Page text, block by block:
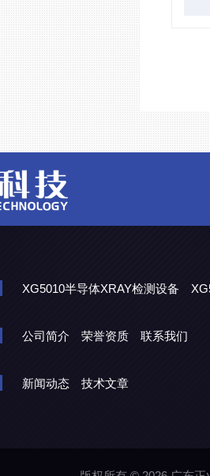
XG5010半导体XRAY检测设备
公司简介 荣誉资质 联系我们
新闻动态 技术文章